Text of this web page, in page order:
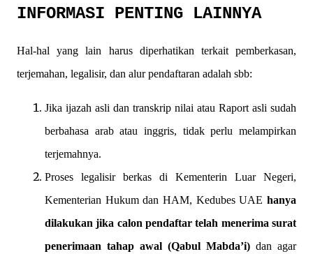
INFORMASI PENTING LAINNYA
Hal-hal yang lain harus diperhatikan terkait pemberkasan,
terjemahan, legalisir, dan alur pendaftaran adalah sbb:
Jika ijazah asli dan transkrip nilai atau Raport asli sudah
berbahasa arab atau inggris, tidak perlu melampirkan
terjemahnya.
Proses legalisir berkas di Kementerin Luar Negeri,
Kementerian Hukum dan HAM, Kedubes UAE hanya
dilakukan jika calon pendaftar telah menerima surat
penerimaan tahap awal (Qabul Mabda’i) dan agar